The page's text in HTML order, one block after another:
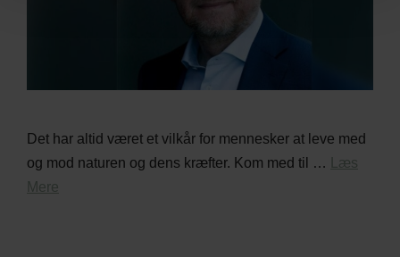
Det har altid været et vilkår for mennesker at leve med
og mod naturen og dens kræfter. Kom med til …
Læs
Mere